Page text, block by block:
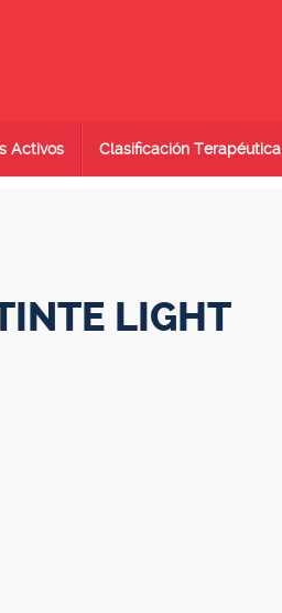
Activos Clasificación Terapéutica
LIGHT